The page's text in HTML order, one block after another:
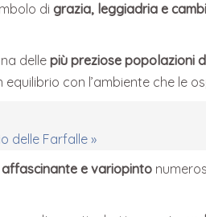
di grazia, leggiadria e
delle più preziose popolazioni
con l’ambiente che le
delle Farfalle »
e variopinto